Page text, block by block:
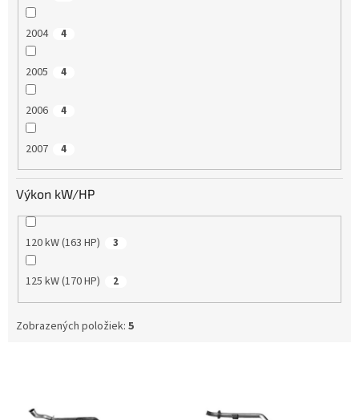
2004 4
2005 4
2006 4
2007 4
Výkon kW/HP
120 kW (163 HP) 3
125 kW (170 HP) 2
Zobrazených položiek: 5